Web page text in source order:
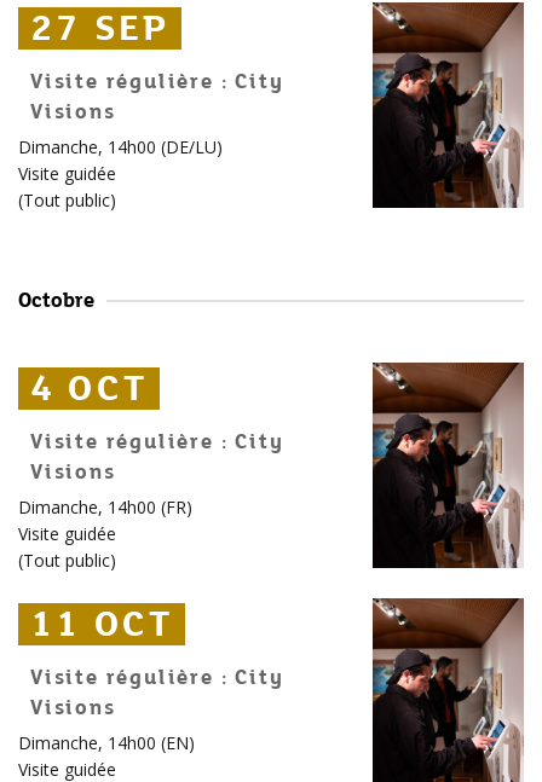
27 SEP
27 SEP
27 SEP
Visite régulière : City
Visions
Dimanche, 14h00 (DE/LU)
Visite guidée
(Tout public)
Octobre
4 OCT
4 OCT
4 OCT
Visite régulière : City
Visions
Dimanche, 14h00 (FR)
Visite guidée
(Tout public)
11 OCT
11 OCT
11 OCT
Visite régulière : City
Visions
Dimanche, 14h00 (EN)
Visite guidée